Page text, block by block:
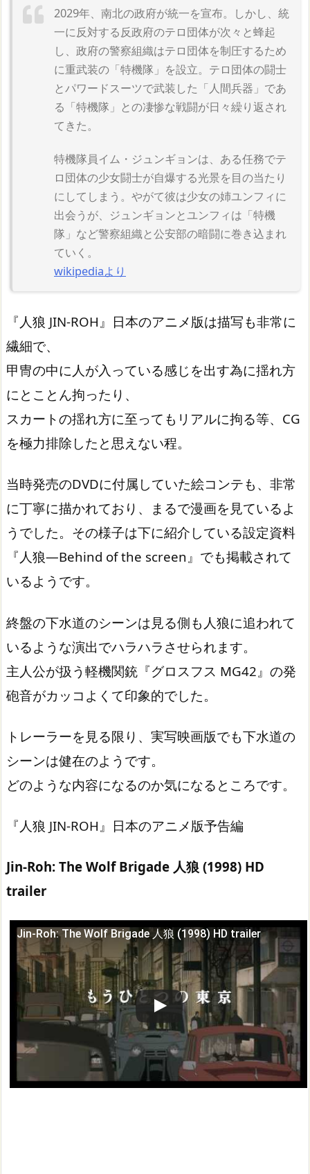
2029年、南北の政府が統一を宣布。しかし、統
一に反対する反政府のテロ団体が次々と蜂起
し、政府の警察組織はテロ団体を制圧するため
に重武装の「特機隊」を設立。テロ団体の闘士
とパワードスーツで武装した「人間兵器」であ
る「特機隊」との凄惨な戦闘が日々繰り返され
てきた。
特機隊員イム・ジュンギョンは、ある任務でテ
ロ団体の少女闘士が自爆する光景を目の当たり
にしてしまう。やがて彼は少女の姉ユンフィに
出会うが、ジュンギョンとユンフィは「特機
隊」など警察組織と公安部の暗闘に巻き込まれ
ていく。
wikipediaより
『人狼 JIN-ROH』日本のアニメ版は描写も非常に
繊細で、
甲冑の中に人が入っている感じを出す為に揺れ方
にとことん拘ったり、
スカートの揺れ方に至ってもリアルに拘る等、CG
を極力排除したと思えない程。
当時発売のDVDに付属していた絵コンテも、非常
に丁寧に描かれており、まるで漫画を見ているよ
うでした。その様子は下に紹介している設定資料
『人狼―Behind of the screen』でも掲載されて
いるようです。
終盤の下水道のシーンは見る側も人狼に追われて
いるような演出でハラハラさせられます。
主人公が扱う軽機関銃『グロスフス MG42』の発
砲音がカッコよくて印象的でした。
トレーラーを見る限り、実写映画版でも下水道の
シーンは健在のようです。
どのような内容になるのか気になるところです。
『人狼 JIN-ROH』日本のアニメ版予告編
Jin-Roh: The Wolf Brigade 人狼 (1998) HD
trailer
Jin-Roh: The Wolf Brigade 人狼 (1998) HD trailer
この動画を YouTube で視聴